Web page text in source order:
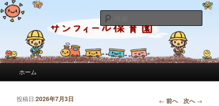
サンフィール保育園のブログ
サンフィール保育園のせんせいのブログです。園の日常を綴っています。
索
メインコンテンツへ移動
サブコンテンツへ移動
ホーム
投稿ナビゲーション ← 前へ 次へ→
投稿日:2026年7月3日